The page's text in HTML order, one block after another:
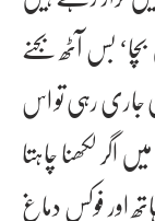
بس آٹھ بجنے
جاری رہی تو اس
لکھنا چاہتا
اور فوکس دماغ